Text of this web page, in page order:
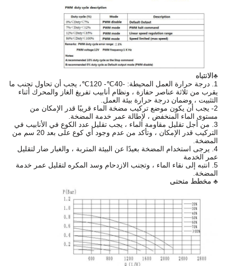
♣الانتباه
1. درجة حرارة العمل المحيطة: -40
℃
- 120
℃، يجب أن تحاول تجنب ما
يقرب من ثلاثة عناصر حفازة ، ونظام أنابيب تفريغ الغاز والمحرك أثناء
التثبيت ، وضمان درجة حرارة بيئة العمل.
2- يجب أن يكون موضع تركيب مضخة الماء قريبًا قدر الإمكان من
مستوى الماء المنخفض ، لإطالة عمر خدمة المضخة.
3. من أجل تقليل مقاومة الماء ، يجب تقليل عدد الكوع في الأنابيب في
التركيب قدر الإمكان ، وتأكد من عدم وجود أي كوع على بعد 20 سم من
المضخة.
4. يرجى استخدام المضخة بعيدًا عن البيئة المتربة ، والغبار ضار لتقليل
عمر الخدمة
5. انتبه إلى نقاء الماء ، وتجنب الازدحام وسد المكره لتقليل عمر خدمة
المضخة.
♣ مخطط منحنى